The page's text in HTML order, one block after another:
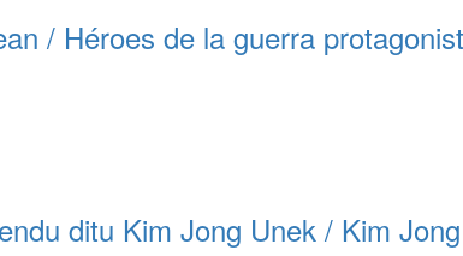
/ Héroes de la guerra
ditu Kim Jong Unek / Kim